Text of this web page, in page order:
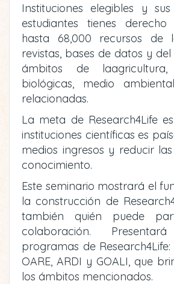
Instituciones elegibles y
estudiantes tienes
hasta 68,000 recursos de
revistas, bases de datos y
ámbitos de
biológicas, medio
relacionadas.
La meta de Research4Life
instituciones científicas es
medios ingresos y reducir
conocimiento.
Este seminario mostrará el
la construcción de
también quién puede
colaboración.
programas de Research4Life:
OARE, ARDI y GOALI, que
los ámbitos mencionados.